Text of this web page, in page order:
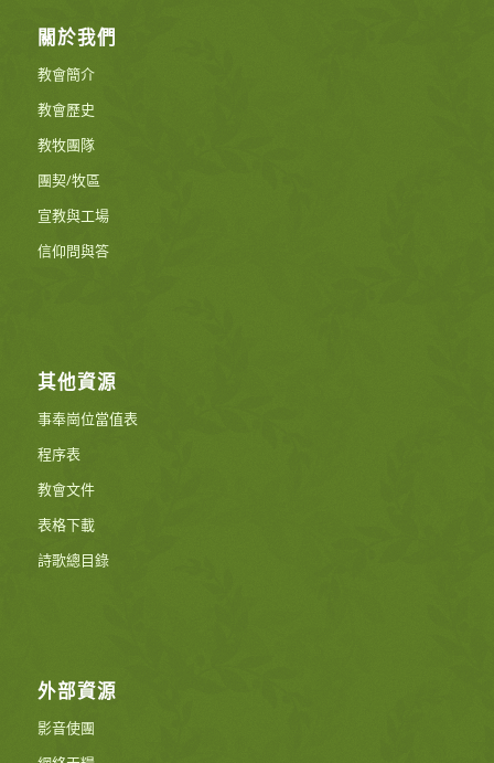
關於我們
教會簡介
教會歷史
教牧團隊
團契/牧區
宣教與工場
信仰問與答
其他資源
事奉崗位當值表
程序表
教會文件
表格下載
詩歌總目錄
外部資源
影音使團